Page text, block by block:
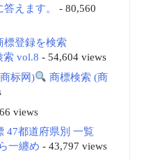
えます。
- 80,560
標登録を検索
索 vol.8 - 54,604 views
标网)
商標検索 (商
views
47都道府県別 一覧
一纏め - 43,797 views